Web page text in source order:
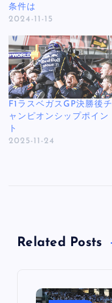
条件は
2024-11-15
F1ラスベガスGP決勝後チ
ャンピオンシップポイン
ト
2025-11-24
Related Posts